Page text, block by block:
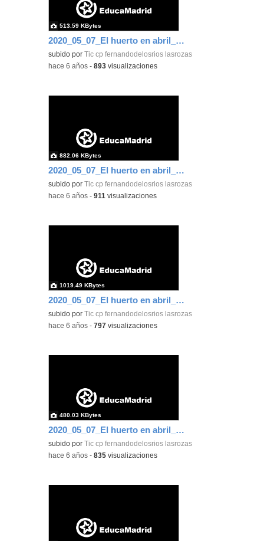
2020_05_07_El huerto en abril_CEIP FDLR_Las Rozas 7
subido por Tic cp fernandodelosrios lasrozas
513.59 KBytes
-hace 6 años -893 visualizaciones
2020_05_07_El huerto en abril_CEIP FDLR_Las Rozas 8
subido por Tic cp fernandodelosrios lasrozas
882.06 KBytes
-hace 6 años -911 visualizaciones
2020_05_07_El huerto en abril_CEIP FDLR_Las Rozas 9
subido por Tic cp fernandodelosrios lasrozas
1019.49 KBytes
-hace 6 años -797 visualizaciones
2020_05_07_El huerto en abril_CEIP FDLR_Las Rozas 10
subido por Tic cp fernandodelosrios lasrozas
480.03 KBytes
-hace 6 años -835 visualizaciones